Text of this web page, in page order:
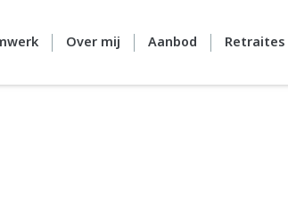
Over mij Aanbod Retraites